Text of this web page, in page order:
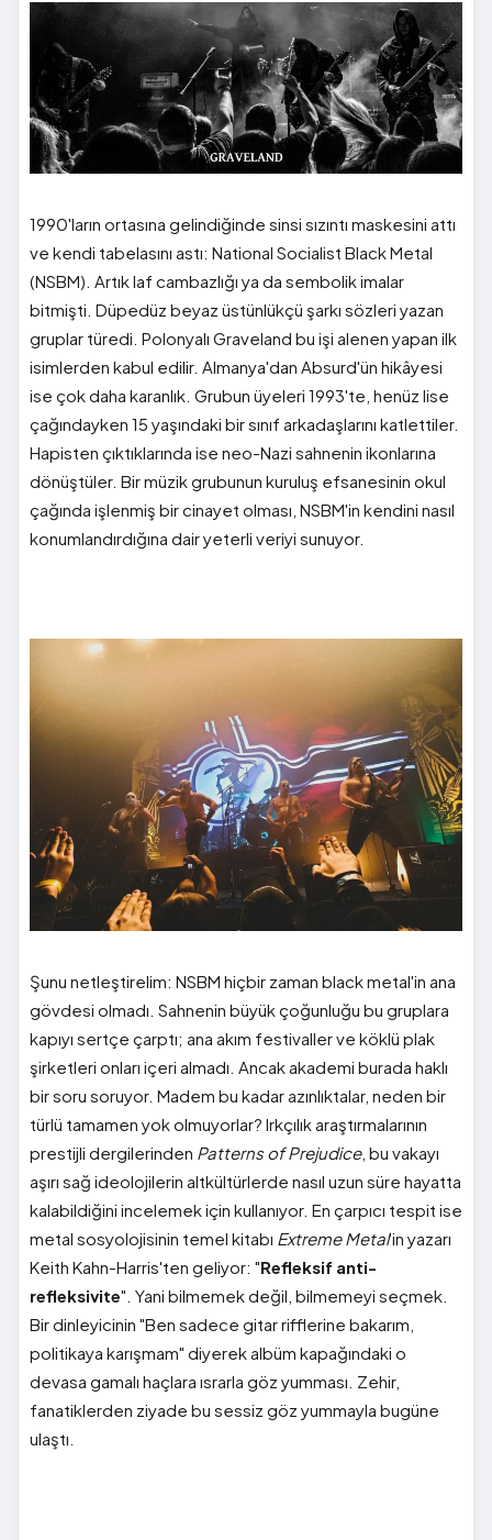
1990'ların ortasına gelindiğinde sinsi sızıntı maskesini attı
ve kendi tabelasını astı: National Socialist Black Metal
(NSBM). Artık laf cambazlığı ya da sembolik imalar
bitmişti. Düpedüz beyaz üstünlükçü şarkı sözleri yazan
gruplar türedi. Polonyalı Graveland bu işi alenen yapan ilk
isimlerden kabul edilir. Almanya'dan Absurd'ün hikâyesi
ise çok daha karanlık. Grubun üyeleri 1993'te, henüz lise
çağındayken 15 yaşındaki bir sınıf arkadaşlarını katlettiler.
Hapisten çıktıklarında ise neo-Nazi sahnenin ikonlarına
dönüştüler. Bir müzik grubunun kuruluş efsanesinin okul
çağında işlenmiş bir cinayet olması, NSBM'in kendini nasıl
konumlandırdığına dair yeterli veriyi sunuyor.
Şunu netleştirelim: NSBM hiçbir zaman black metal'in ana
gövdesi olmadı. Sahnenin büyük çoğunluğu bu gruplara
kapıyı sertçe çarptı; ana akım festivaller ve köklü plak
şirketleri onları içeri almadı. Ancak akademi burada haklı
bir soru soruyor. Madem bu kadar azınlıktalar, neden bir
türlü tamamen yok olmuyorlar? Irkçılık araştırmalarının
prestijli dergilerinden Patterns of Prejudice, bu vakayı
aşırı sağ ideolojilerin altkültürlerde nasıl uzun süre hayatta
kalabildiğini incelemek için kullanıyor. En çarpıcı tespit ise
metal sosyolojisinin temel kitabı Extreme Metal'in yazarı
Keith Kahn-Harris'ten geliyor: "Refleksif anti-
refleksivite". Yani bilmemek değil, bilmemeyi seçmek.
Bir dinleyicinin "Ben sadece gitar rifflerine bakarım,
politikaya karışmam" diyerek albüm kapağındaki o
devasa gamalı haçlara ısrarla göz yumması. Zehir,
fanatiklerden ziyade bu sessiz göz yummayla bugüne
ulaştı.